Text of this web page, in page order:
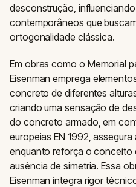
desconstrução,
contemporâneos que
ortogonalidade clássica.
Em obras como o Memorial
Eisenman emprega
concreto de diferentes
criando uma sensação de
do concreto armado, em
europeias EN 1992,
enquanto reforça o conceito
ausência de simetria. Essa
Eisenman integra rigor